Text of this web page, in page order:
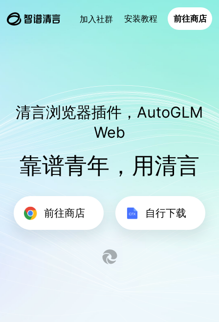
加入社群 安装教程 前往商店
清言浏览器插件，AutoGLM
Web
靠谱青年，用清言
前往商店 自行下载